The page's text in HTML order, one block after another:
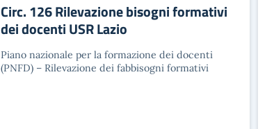
Circ. 126 Rilevazione bisogni formativi
dei docenti USR Lazio
Piano nazionale per la formazione dei docenti
(PNFD) – Rilevazione dei fabbisogni formativi